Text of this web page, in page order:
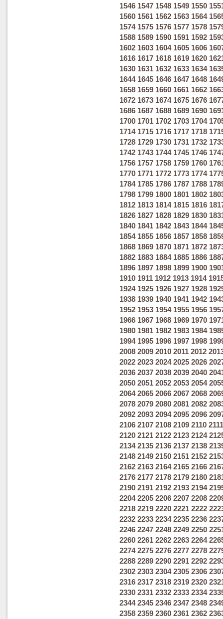
1546 1547 1548 1549 1550
1560 1561 1562 1563 1564
1574 1575 1576 1577 1578
1588 1589 1590 1591 1592
1602 1603 1604 1605 1606
1616 1617 1618 1619 1620
1630 1631 1632 1633 1634
1644 1645 1646 1647 1648
1658 1659 1660 1661 1662
1672 1673 1674 1675 1676
1686 1687 1688 1689 1690
1700 1701 1702 1703 1704
1714 1715 1716 1717 1718
1728 1729 1730 1731 1732
1742 1743 1744 1745 1746
1756 1757 1758 1759 1760
1770 1771 1772 1773 1774
1784 1785 1786 1787 1788
1798 1799 1800 1801 1802
1812 1813 1814 1815 1816
1826 1827 1828 1829 1830
1840 1841 1842 1843 1844
1854 1855 1856 1857 1858
1868 1869 1870 1871 1872
1882 1883 1884 1885 1886
1896 1897 1898 1899 1900
1910 1911 1912 1913 1914
1924 1925 1926 1927 1928
1938 1939 1940 1941 1942
1952 1953 1954 1955 1956
1966 1967 1968 1969 1970
1980 1981 1982 1983 1984
1994 1995 1996 1997 1998
2008 2009 2010 2011 2012
2022 2023 2024 2025 2026
2036 2037 2038 2039 2040
2050 2051 2052 2053 2054
2064 2065 2066 2067 2068
2078 2079 2080 2081 2082
2092 2093 2094 2095 2096
2106 2107 2108 2109 2110 2111
2120 2121 2122 2123 2124
2134 2135 2136 2137 2138
2148 2149 2150 2151 2152
2162 2163 2164 2165 2166
2176 2177 2178 2179 2180
2190 2191 2192 2193 2194
2204 2205 2206 2207 2208
2218 2219 2220 2221 2222
2232 2233 2234 2235 2236
2246 2247 2248 2249 2250
2260 2261 2262 2263 2264
2274 2275 2276 2277 2278
2288 2289 2290 2291 2292
2302 2303 2304 2305 2306
2316 2317 2318 2319 2320
2330 2331 2332 2333 2334
2344 2345 2346 2347 2348
2358 2359 2360 2361 2362